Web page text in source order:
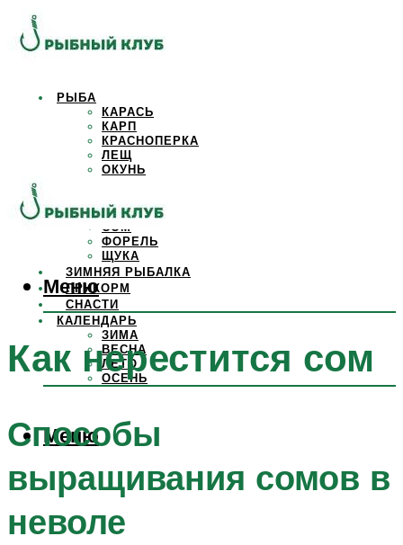
РЫБА
КАРАСЬ
КАРП
КРАСНОПЕРКА
ЛЕЩ
ОКУНЬ
САЗАН
СОМ
ФОРЕЛЬ
ЩУКА
ЗИМНЯЯ РЫБАЛКА
ПРИКОРМ
СНАСТИ
КАЛЕНДАРЬ
ЗИМА
ВЕСНА
ЛЕТО
ОСЕНЬ
Меню
Меню
Как нерестится сом
Способы
выращивания сомов в
неволе